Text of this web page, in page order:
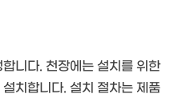
니다. 천장에는 설치를 위한
치합니다. 설치 절차는 제품